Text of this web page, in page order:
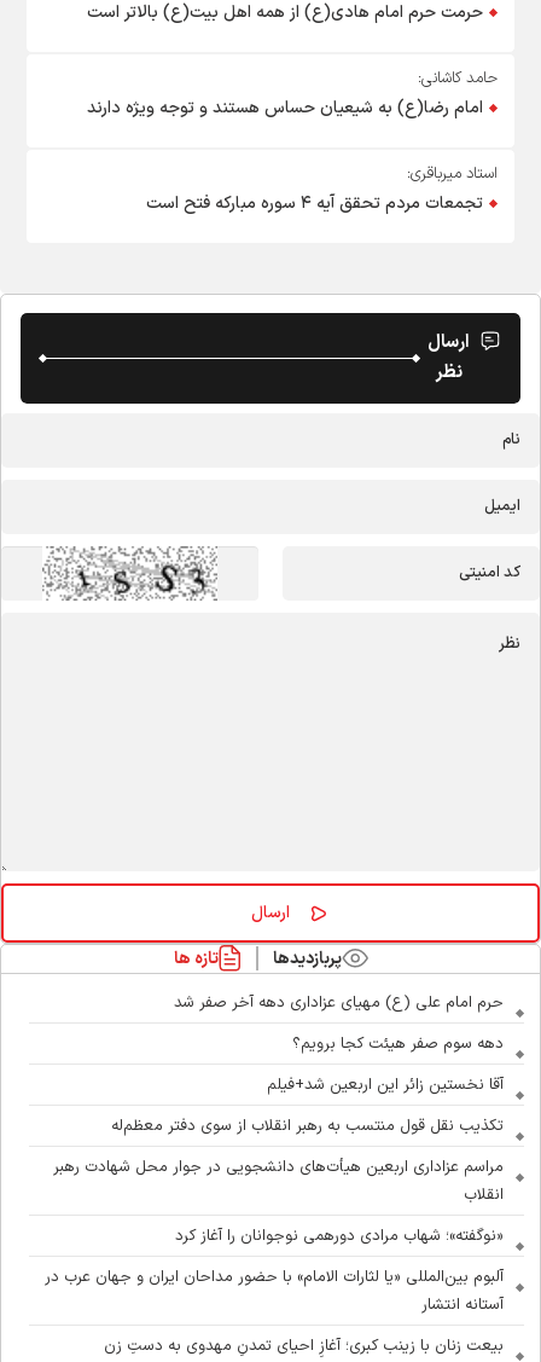
حرمت حرم امام هادی(ع) از همه اهل بیت(ع) بالاتر است
حامد کاشانی:
امام رضا(ع) به شیعیان حساس هستند و توجه ویژه دارند
استاد میرباقری:
تجمعات مردم تحقق آیه ۴ سوره مبارکه فتح است
ارسال
نظر
پربازدیدها تازه ها
حرم امام علی (ع) مهیای عزاداری دهه آخر صفر شد
دهه سوم صفر هیئت کجا برویم؟
آقا نخستین زائر این اربعین شد+فیلم
تکذیب نقل قول منتسب به رهبر انقلاب از سوی دفتر معظم‌له
مراسم عزاداری اربعین هیأت‌های دانشجویی در جوار محل شهادت رهبر
انقلاب
«نوگفته»؛ شهاب مرادی دورهمی نوجوانان را آغاز کرد
آلبوم بین‌المللی «یا لثارات الامام» با حضور مداحان ایران و جهان عرب در
آستانه انتشار
بیعت زنان با زینب کبری؛ آغازِ احیای تمدنِ مهدوی به دستِ زن